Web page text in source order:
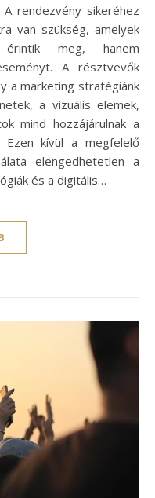
rendezvény sikeréhez
van szükség, amelyek
meg, hanem
A résztvevők
a marketing stratégiánk
a vizuális elemek,
mind hozzájárulnak a
Ezen kívül a megfelelő
elengedhetetlen a
és a digitális…